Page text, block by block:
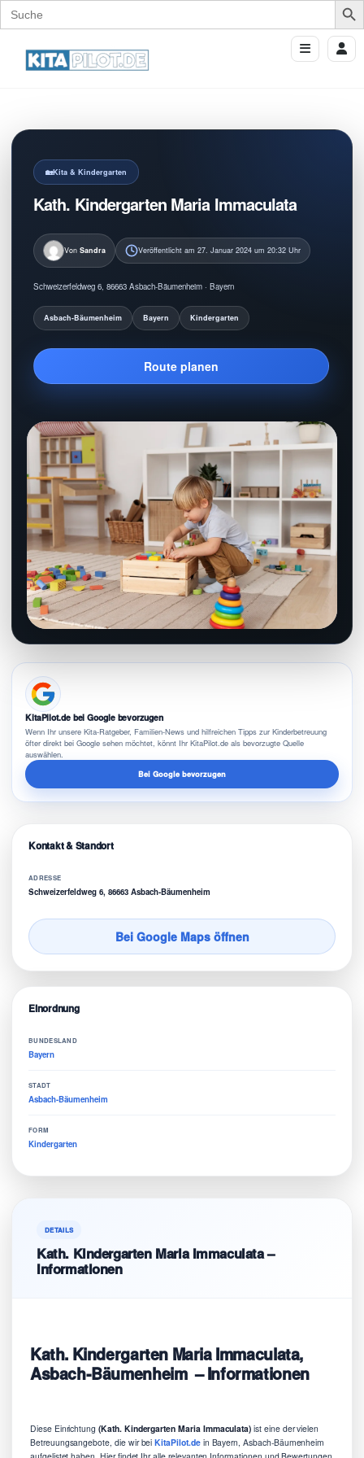
Search
for:
Kita & Kindergarten
Kath. Kindergarten Maria Immaculata
Von Sandra Veröffentlicht am 27. Januar 2024 um 20:32 Uhr
Schweizerfeldweg 6, 86663 Asbach-Bäumenheim · Bayern
Asbach-Bäumenheim Bayern Kindergarten
Route planen
KitaPilot.de bei Google bevorzugen
Wenn Ihr unsere Kita-Ratgeber, Familien-News und hilfreichen Tipps zur Kinderbetreuung
öfter direkt bei Google sehen möchtet, könnt Ihr KitaPilot.de als bevorzugte Quelle
auswählen.
Bei Google bevorzugen
Kontakt & Standort
ADRESSE
Schweizerfeldweg 6, 86663 Asbach-Bäumenheim
Bei Google Maps öffnen
Einordnung
BUNDESLAND
Bayern
STADT
Asbach-Bäumenheim
FORM
Kindergarten
DETAILS
Kath. Kindergarten Maria Immaculata –
Informationen
Kath. Kindergarten Maria Immaculata,
Asbach-Bäumenheim – Informationen
Diese Einrichtung (Kath. Kindergarten Maria Immaculata) ist eine der vielen
Betreuungsangebote, die wir beiKitaPilot.dein Bayern, Asbach-Bäumenheim